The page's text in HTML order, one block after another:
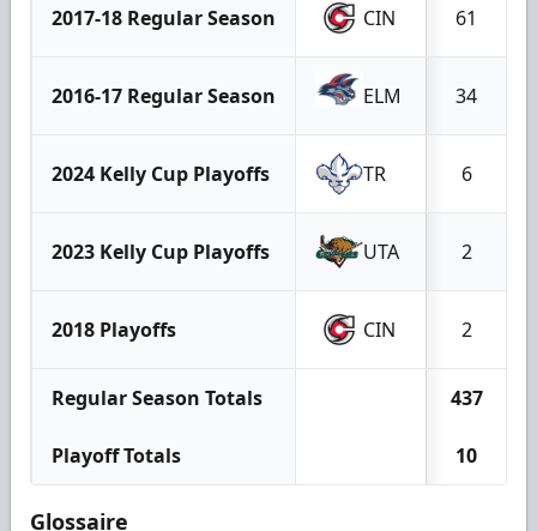
2017-18 Regular Season CIN 61
2016-17 Regular Season ELM 34
2024 Kelly Cup Playoffs TR 6
2023 Kelly Cup Playoffs UTA 2
2018 Playoffs CIN 2
Regular Season Totals 437
Playoff Totals 10
Glossaire